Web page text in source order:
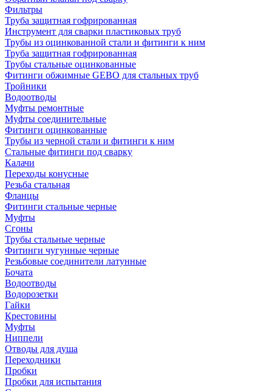
Фильтры
Труба защитная гофрированная
Инструмент для сварки пластиковых труб
Трубы из оцинкованной стали и фитинги к ним
Труба защитная гофрированная
Трубы стальные оцинкованные
Фитинги обжимные GEBO для стальных труб
Тройники
Водоотводы
Муфты ремонтные
Муфты соединительные
Фитинги оцинкованные
Трубы из черной стали и фитинги к ним
Стальные фитинги под сварку
Калачи
Переходы конусные
Резьба стальная
Фланцы
Фитинги стальные черные
Муфты
Сгоны
Трубы стальные черные
Фитинги чугунные черные
Резьбовые соединители латунные
Бочата
Водоотводы
Водорозетки
Гайки
Крестовины
Муфты
Ниппели
Отводы для душа
Переходники
Пробки
Пробки для испытания